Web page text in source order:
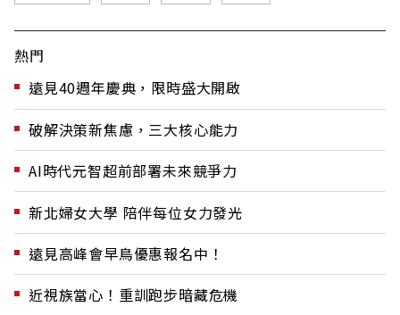
熱門
遠見40週年慶典，限時盛大開啟
破解決策新焦慮，三大核心能力
AI時代元智超前部署未來競爭力
新北婦女大學 陪伴每位女力發光
遠見高峰會早鳥優惠報名中！
近視族當心！重訓跑步暗藏危機